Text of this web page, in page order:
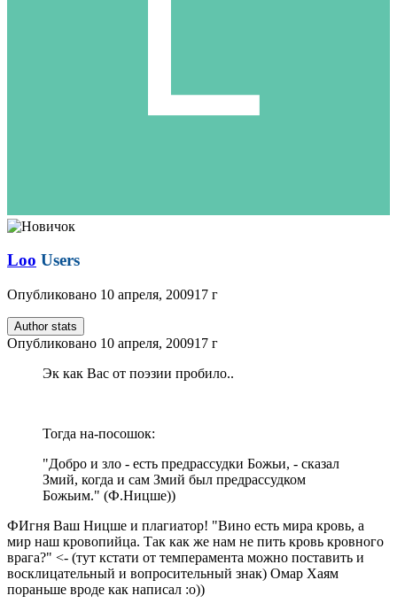
Loo Users
Опубликовано 10 апреля, 200917 г
Author stats
Опубликовано 10 апреля, 200917 г
Эк как Вас от поэзии пробило..
Тогда на-посошок:
"Добро и зло - есть предрассудки Божьи, - сказал
Змий, когда и сам Змий был предрассудком
Божьим." (Ф.Ницше))
ФИгня Ваш Ницше и плагиатор! "Вино есть мира кровь, а
мир наш кровопийца. Так как же нам не пить кровь кровного
врага?" <- (тут кстати от темперамента можно поставить и
восклицательный и вопросительный знак) Омар Хаям
пораньше вроде как написал :о))